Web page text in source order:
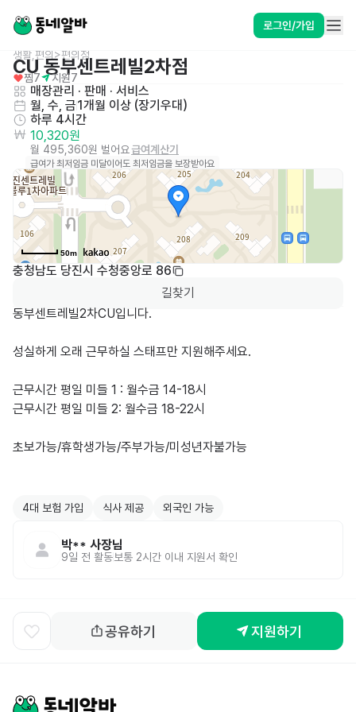
로그인/가입
생활,편의>편의점
CU 동부센트레빌2차점
찜7 지원7
매장관리 · 판매 · 서비스
월, 수, 금1개월 이상 (장기우대)
하루 4시간
10,320원
월 495,360원 벌어요급여계산기
급여가 최저임금 미달이어도 최저임금을 보장받아요
50m
충청남도 당진시 수청중앙로 86
길찾기
동부센트레빌2차CU입니다.
성실하게 오래 근무하실 스태프만 지원해주세요.
근무시간 평일 미들 1 : 월수금 14-18시
근무시간 평일 미들 2: 월수금 18-22시
초보가능/휴학생가능/주부가능/미성년자불가능
4대 보험 가입 식사 제공 외국인 가능
박** 사장님
9일 전 활동보통 2시간 이내 지원서 확인
공유하기 지원하기